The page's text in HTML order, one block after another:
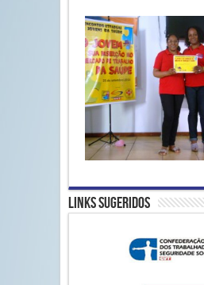
Links Sugeridos